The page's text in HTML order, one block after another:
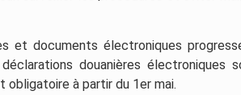
et documents électroniques
douanières électroniques
à partir du 1er mai.